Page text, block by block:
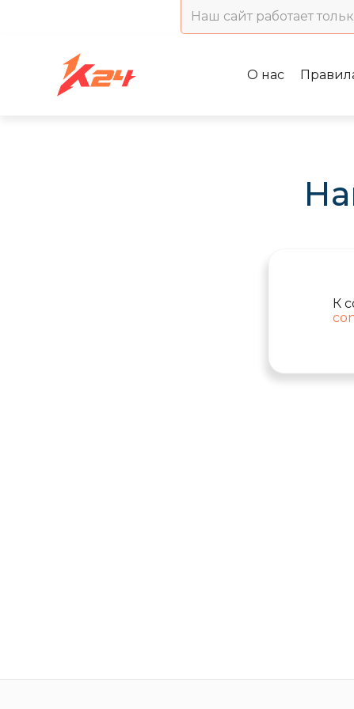
Наш сайт работает
О нас
К